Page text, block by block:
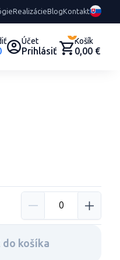
RealizácieBlogKontakt
Účet
Prihlásiť
0
Košík
0,00 €
do košíka